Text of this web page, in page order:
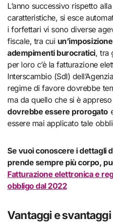
L’anno successivo rispetto
caratteristiche, si esce
i forfettari vi sono diverse
fiscale, tra cui
adempimenti burocratici, tra
per loro c’è la fatturazione
Interscambio (SdI)
regime di favore dovrebbe
ma da quello che si è
dovrebbe essere prorogato
essere mai applicato tale
Se vuoi conoscere i dettagli
prende sempre più corpo,
Fatturazione elettronica e
obbligo dal 2022
Vantaggi e